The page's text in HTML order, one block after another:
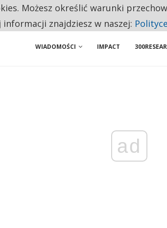
WIELU KANDYDATÓW NIE ROZPOCZYNA
WIADOMOŚCI IMPACT
ad
Możesz określić warunki
znajdziesz w naszej: